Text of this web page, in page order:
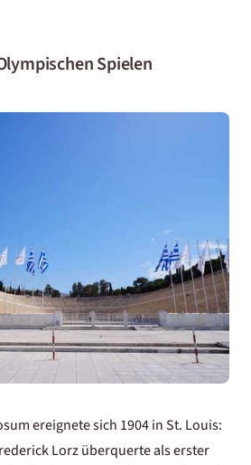
Spielen
ereignete sich 1904 in St. Louis:
Lorz überquerte als erster